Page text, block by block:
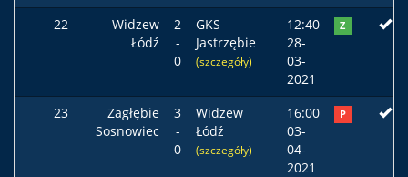
22
Widzew
Łódź
2
-
0
GKS
Jastrzębie
(szczegóły)
12:40
28-
03-
2021
Z
23
Zagłębie
Sosnowiec
3
-
0
Widzew
Łódź
(szczegóły)
16:00
03-
04-
2021
P